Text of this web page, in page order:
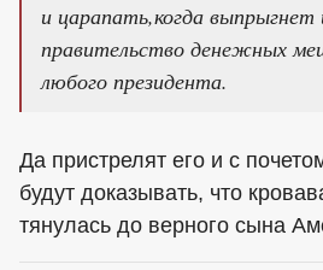
и царапать,когда выпрыгнет
правительство денежных
любого президента.
Да пристрелят его и с
будут доказывать, что
тянулась до верного сына